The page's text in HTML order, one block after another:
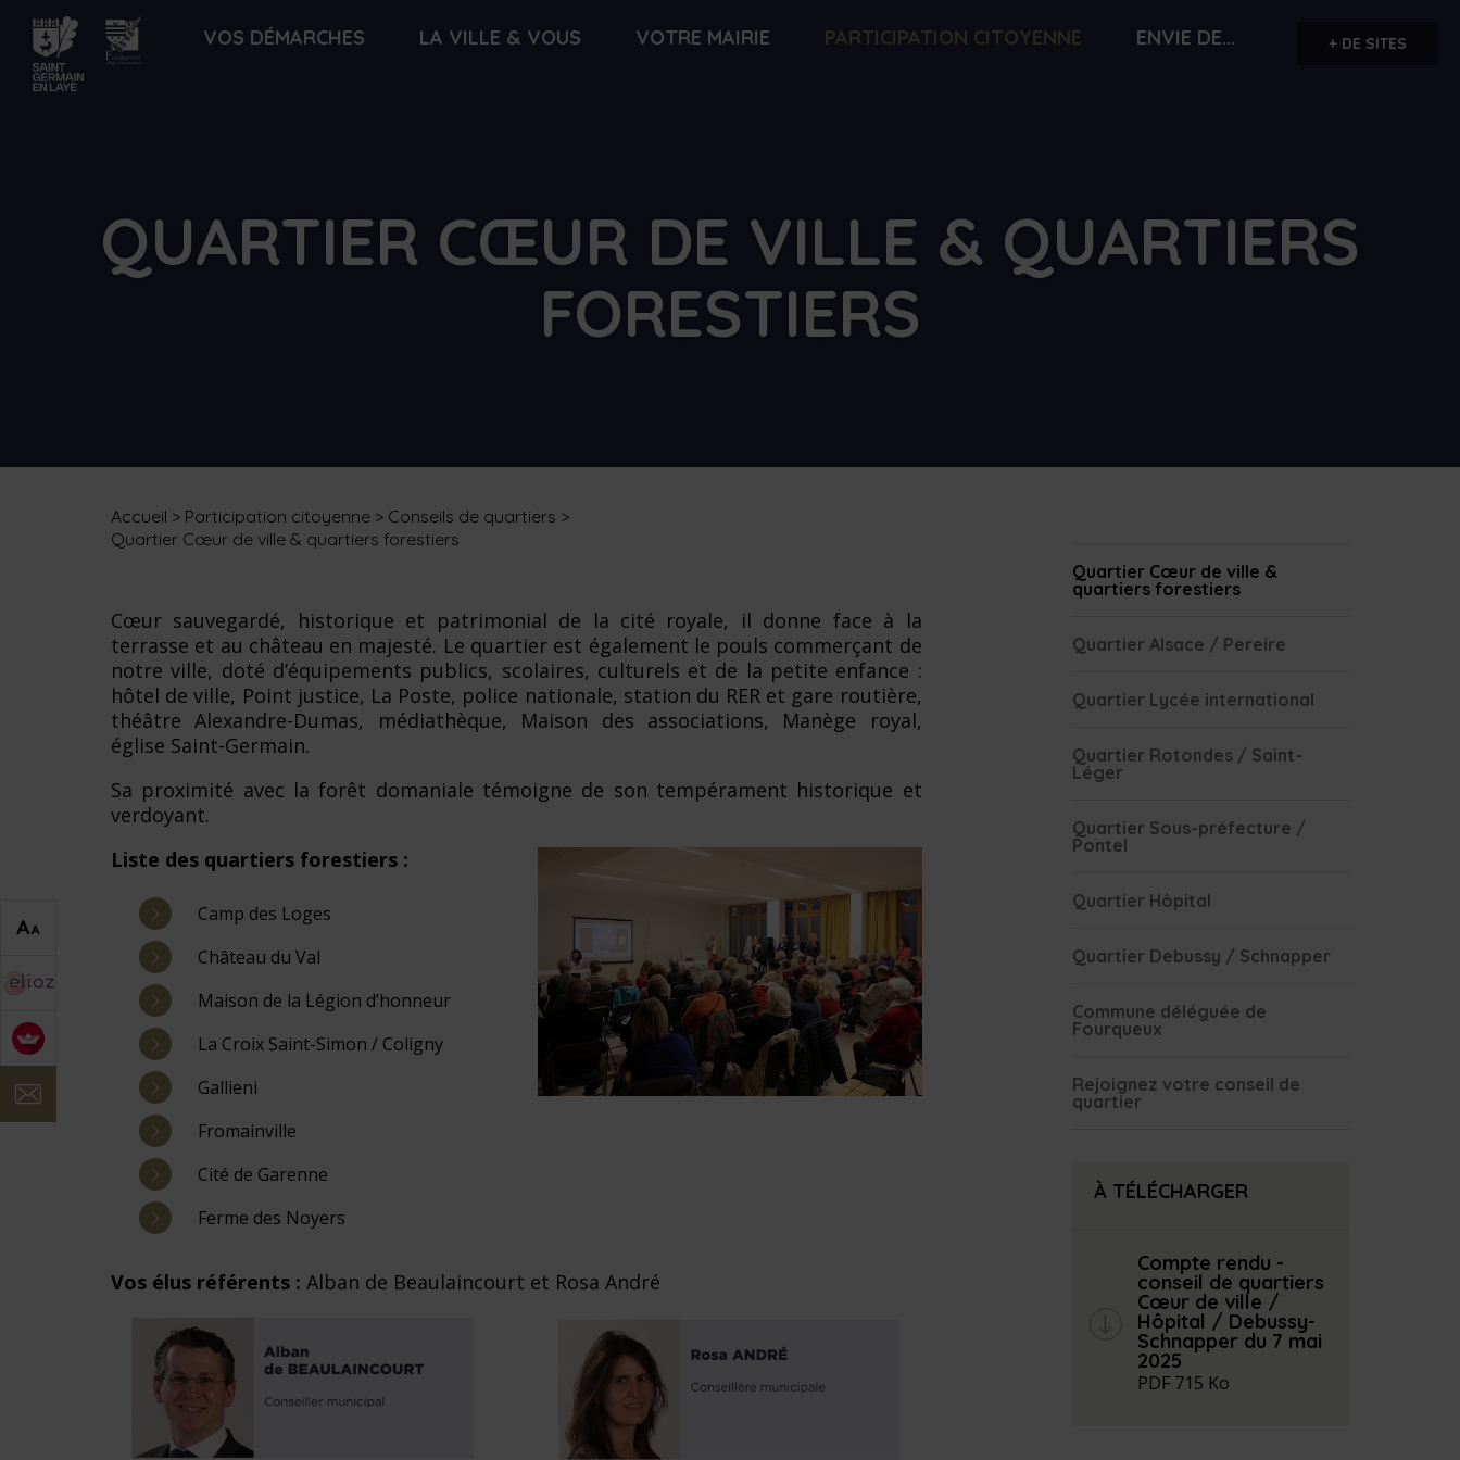
Lien
de
retour
à
la
+ DE SITES
VOS DÉMARCHES LA VILLE & VOUS VOTRE MAIRIE PARTICIPATION CITOYENNE ENVIE DE...
contact
QUARTIER CŒUR DE VILLE & QUARTIERS
FORESTIERS
Accueil > Participation citoyenne > Conseils de quartiers >
Quartier Cœur de ville & quartiers forestiers
Cœur sauvegardé, historique et patrimonial de la cité royale, il donne face à la
terrasse et au château en majesté. Le quartier est également le pouls commerçant de
notre ville, doté d’équipements publics, scolaires, culturels et de la petite enfance :
hôtel de ville, Point justice, La Poste, police nationale, station du RER et gare routière,
théâtre Alexandre-Dumas, médiathèque, Maison des associations, Manège royal,
église Saint-Germain.
Sa proximité avec la forêt domaniale témoigne de son tempérament historique et
verdoyant.
Liste des quartiers forestiers :
Camp des Loges
Château du Val
Maison de la Légion d’honneur
La Croix Saint-Simon / Coligny
Gallieni
Fromainville
Cité de Garenne
Ferme des Noyers
Vos élus référents : Alban de Beaulaincourt et Rosa André
Quartier Cœur de ville &
quartiers forestiers
Quartier Alsace / Pereire
Quartier Lycée international
Quartier Rotondes / Saint-
Léger
Quartier Sous-préfecture /
Pontel
Quartier Hôpital
Quartier Debussy / Schnapper
Commune déléguée de
Fourqueux
Rejoignez votre conseil de
quartier
À TÉLÉCHARGER
arrow_down
Compte rendu -
conseil de quartiers
Cœur de ville /
Hôpital / Debussy-
Schnapper du 7 mai
2025
PDF715 Ko